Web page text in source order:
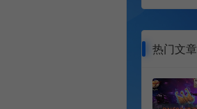
热门文章